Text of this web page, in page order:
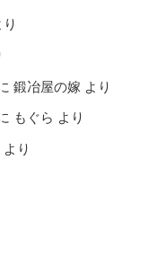
り
鍛冶屋の嫁 より
もぐら より
より